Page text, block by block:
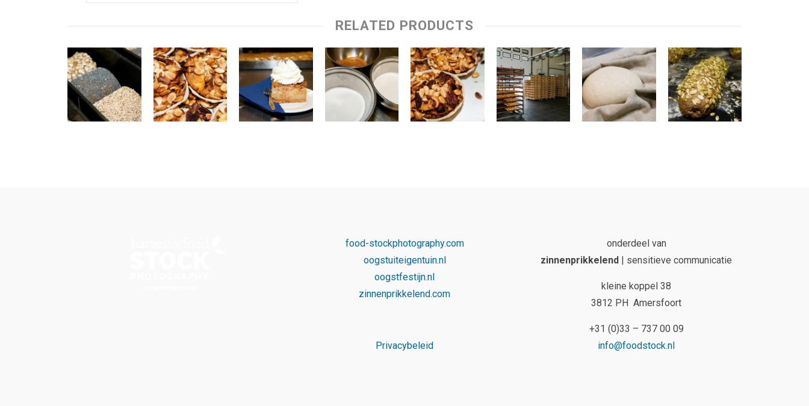
RELATED PRODUCTS
food-stockphotography.com
oogstuiteigentuin.nl
oogstfestijn.nl
zinnenprikkelend.com
Privacybeleid
onderdeel van
zinnenprikkelend | sensitieve communicatie
kleine koppel 38
3812 PH Amersfoort
+31 (0)33 – 737 00 09
info@foodstock.nl